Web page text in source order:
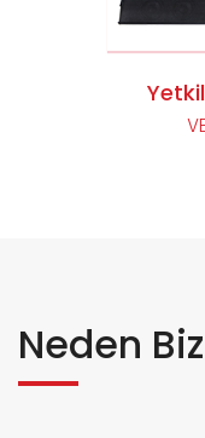
Neden